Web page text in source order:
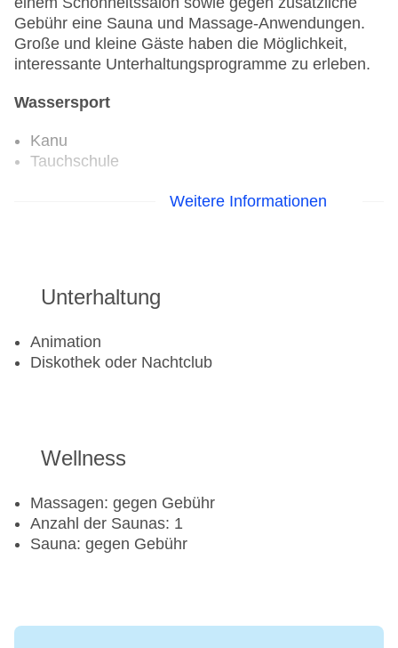
Gebühr eine Sauna und Massage-Anwendungen.
Große und kleine Gäste haben die Möglichkeit,
interessante Unterhaltungsprogramme zu erleben.
Wassersport
Kanu
Tauchschule
Aerobic: gegen GebührWeitere Informationen
Unterhaltung
Animation
Diskothek oder Nachtclub
Wellness
Massagen: gegen Gebühr
Anzahl der Saunas: 1
Sauna: gegen Gebühr